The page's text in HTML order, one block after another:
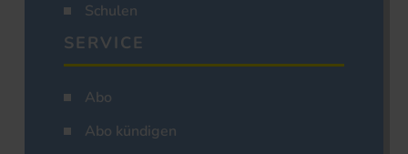
Schulen
SERVICE
Abo
Abo kündigen